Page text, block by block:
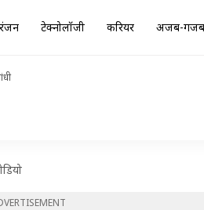
टेक्नोलॉजी करियर अजब-गजब